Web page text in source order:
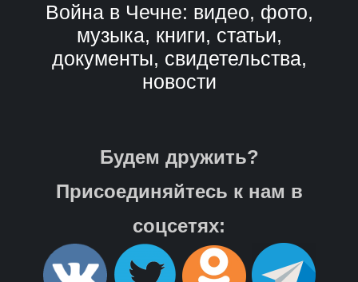
Война в Чечне: видео, фото,
музыка, книги, статьи,
документы, свидетельства,
новости
Будем дружить?
Присоединяйтесь к нам в
соцсетях: